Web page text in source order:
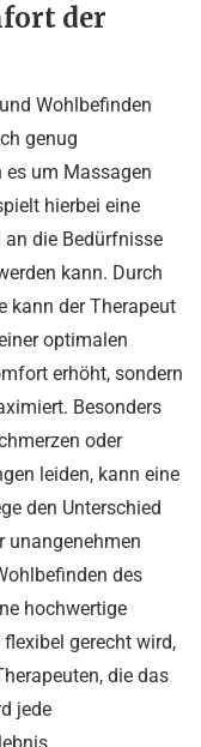
der
Wohlbefinden
genug
es um Massagen
hierbei eine
die Bedürfnisse
kann. Durch
kann der Therapeut
optimalen
erhöht, sondern
Besonders
oder
leiden, kann eine
den Unterschied
unangenehmen
des
hochwertige
gerecht wird,
die das
jede